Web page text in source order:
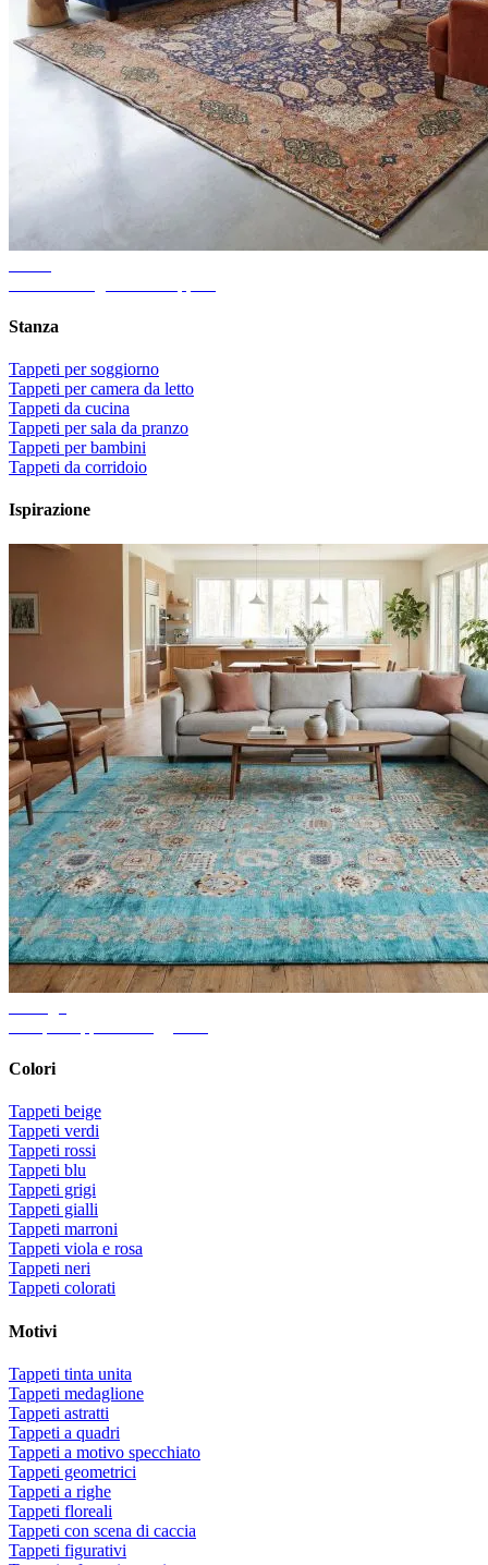
Stanza
Tappeti per soggiorno
Tappeti per camera da letto
Tappeti da cucina
Tappeti per sala da pranzo
Tappeti per bambini
Tappeti da corridoio
Ispirazione
Colori
Tappeti beige
Tappeti verdi
Tappeti rossi
Tappeti blu
Tappeti grigi
Tappeti gialli
Tappeti marroni
Tappeti viola e rosa
Tappeti neri
Tappeti colorati
Motivi
Tappeti tinta unita
Tappeti medaglione
Tappeti astratti
Tappeti a quadri
Tappeti a motivo specchiato
Tappeti geometrici
Tappeti a righe
Tappeti floreali
Tappeti con scena di caccia
Tappeti figurativi